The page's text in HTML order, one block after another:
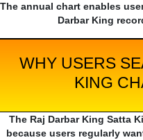
The annual chart enables
Darbar King
WHY USERS
KING
The Raj Darbar King Satta
because users regularly